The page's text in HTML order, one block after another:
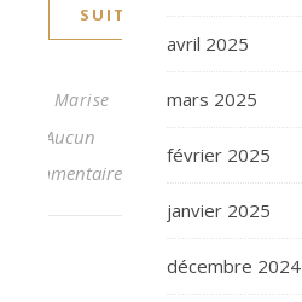
SUITE
Marise
Aucun
commentaire
avril 2025
mars 2025
février 2025
janvier 2025
décembre 2024